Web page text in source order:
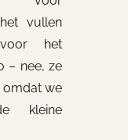
vullen
het
– nee, ze
omdat we
kleine